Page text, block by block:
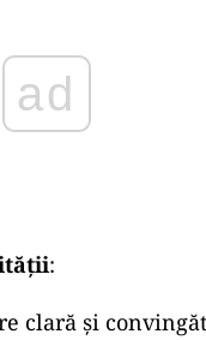
ad
:
clară și